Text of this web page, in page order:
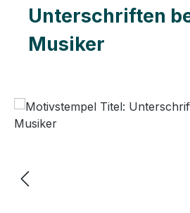
Unterschriften
Musiker